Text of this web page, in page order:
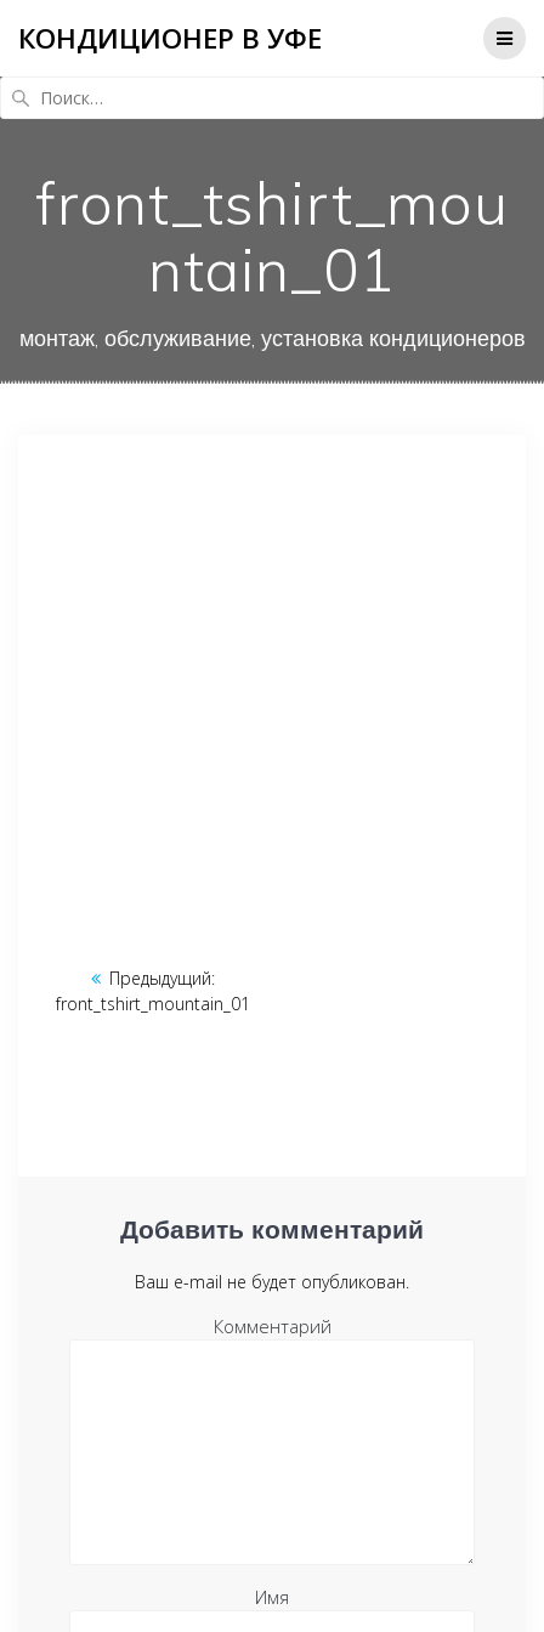
КОНДИЦИОНЕР В УФЕ
front_tshirt_mou
ntain_01
монтаж, обслуживание, установка кондиционеров
Навигация
по
Предыдущий:
запись:
front_tshirt_mountain_01
Добавить комментарий
Ваш e-mail не будет опубликован.
Комментарий
Имя